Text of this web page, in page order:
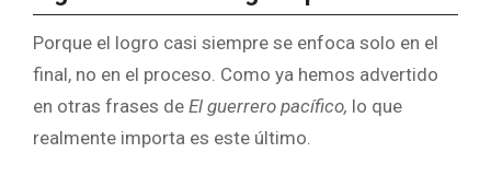
Porque el logro casi siempre se enfoca solo en el
final, no en el proceso. Como ya hemos advertido
en otras frases de El guerrero pacífico, lo que
realmente importa es este último.